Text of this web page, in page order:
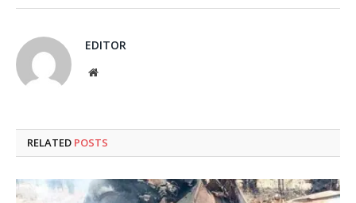
EDITOR
Website
RELATED POSTS